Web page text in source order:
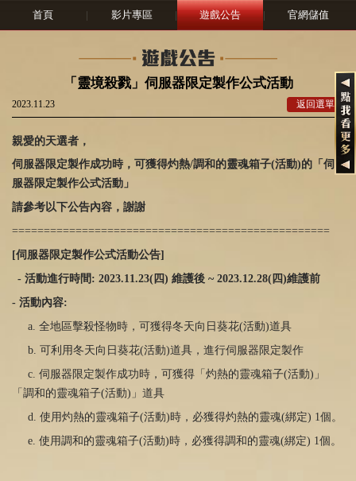
首頁 | 影片專區 | 遊戲公告 | 官網儲值
「靈境殺戮」伺服器限定製作公式活動
2023.11.23 返回選單
親愛的天選者，
伺服器限定製作成功時，可獲得灼熱/調和的靈魂箱子(活動)的「 伺
服器限定製作公式活動」
請參考以下公告內容，謝謝
==================================================
[伺服器限定製作公式活動公告]
- 活動進行時間 : 2023.11.23(四) 維護後 ~ 2023.12.28(四)維護前
- 活動內容:
a. 全地區擊殺怪物時，可獲得冬天向日葵花(活動)道具
b. 可利用冬天向日葵花(活動)道具，進行伺服器限定製作
c. 伺服器限定製作成功時，可獲得「灼熱的靈魂箱子(活動) 」
「調和的靈魂箱子(活動) 」道具
d. 使用灼熱的靈魂箱子(活動)時，必獲得灼熱的靈魂(綁定) 1個。
e. 使用調和的靈魂箱子(活動)時，必獲得調和的靈魂(綁定) 1個。